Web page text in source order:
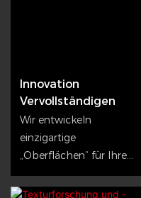
Innovation
Vervollständigen
Wir entwickeln
einzigartige
„Oberflächen“ für Ihre
Marke – von
Krakelierlackierung bis